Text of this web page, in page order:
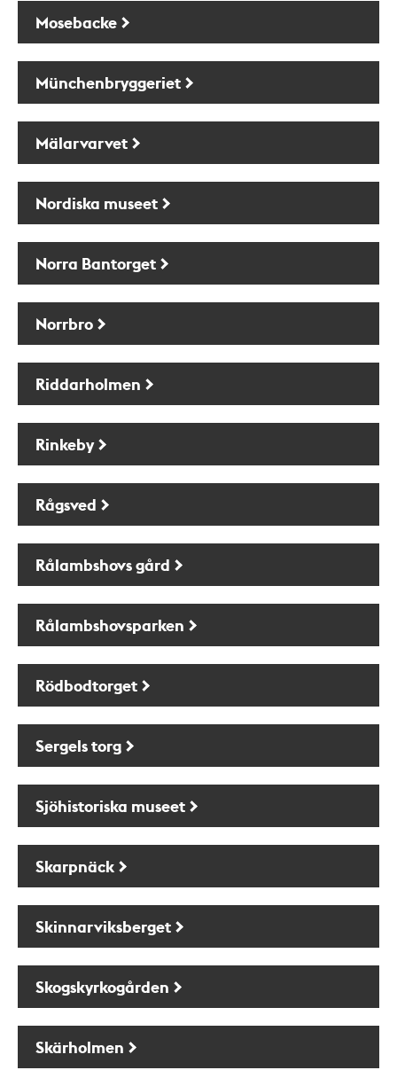
Mosebacke
Münchenbryggeriet
Mälarvarvet
Nordiska museet
Norra Bantorget
Norrbro
Riddarholmen
Rinkeby
Rågsved
Rålambshovs gård
Rålambshovsparken
Rödbodtorget
Sergels torg
Sjöhistoriska museet
Skarpnäck
Skinnarviksberget
Skogskyrkogården
Skärholmen